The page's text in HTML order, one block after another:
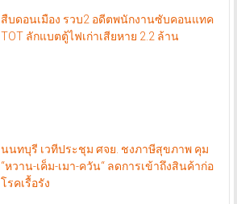
สืบดอนเมือง รวบ2 อดีตพนักงานซับคอนแทค
TOT ลักแบตตู้ไฟเก่าเสียหาย 2.2 ล้าน
นนทบุรี เวทีประชุม ศจย. ชงภาษีสุขภาพ คุม
“หวาน-เค็ม-เมา-ควัน“ ลดการเข้าถึงสินค้าก่อ
โรคเรื้อรัง